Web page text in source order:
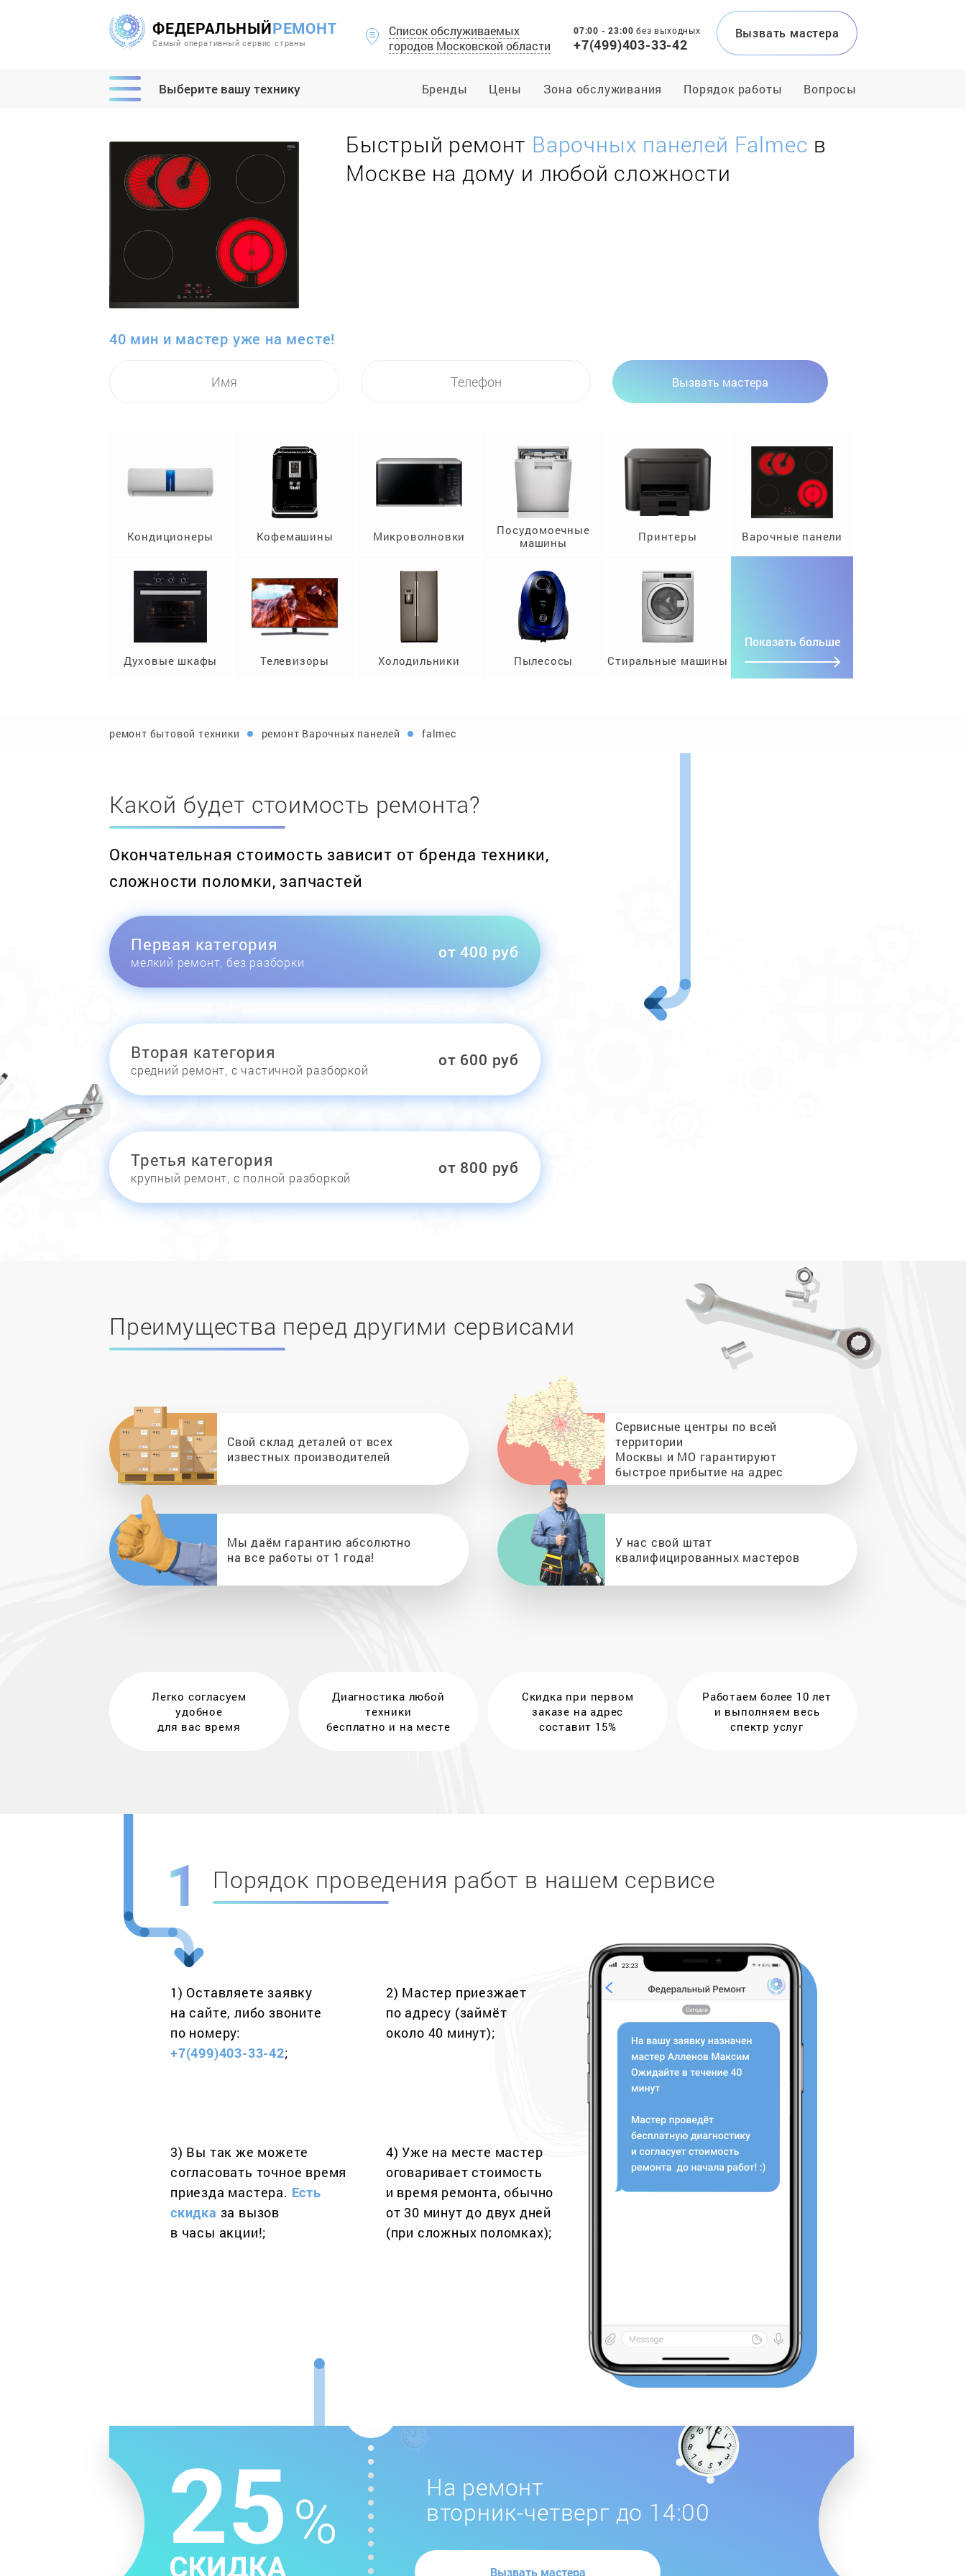
ФЕДЕРАЛЬНЫЙРЕМОНТ
Самый оперативный сервис страны
Список обслуживаемых
городов Московской области
07:00 - 23:00без выходных
+7(499)403-33-42
Вызвать мастера
Выберите вашу технику Бренды Цены Зона обслуживания Порядок работы Вопросы
Быстрый ремонт Варочных панелей Falmec в
Москве на дому и любой сложности
40 мин и мастер уже на месте!
Вызвать мастера
Кондиционеры Кофемашины Микроволновки
Посудомоечные
машины
Принтеры Варочные панели
Духовые шкафы Телевизоры Холодильники Пылесосы Стиральные машины
Показать больше
ремонт бытовой техники ремонт Варочных панелей falmec
Какой будет стоимость ремонта?
Окончательная стоимость зависит от бренда техники,
сложности поломки, запчастей
Первая категория
мелкий ремонт, без разборки
от 400 руб
Вторая категория
средний ремонт, с частичной разборкой
от 600 руб
Третья категория
крупный ремонт, с полной разборкой
от 800 руб
Преимущества перед другими сервисами
Свой склад деталей от всех
известных производителей
Сервисные центры по всей
территории
Москвы и МО гарантируют
быстрое прибытие на адрес
Мы даём гарантию абсолютно
на все работы от 1 года!
У нас свой штат
квалифицированных мастеров
Легко согласуем
удобное
для вас время
Диагностика любой
техники
бесплатно и на месте
Скидка при первом
заказе на адрес
составит 15%
Работаем более 10 лет
и выполняем весь
спектр услуг
Порядок проведения работ в нашем сервисе
1) Оставляете заявку
на сайте, либо звоните
по номеру:
+7(499)403-33-42;
2) Мастер приезжает
по адресу (займёт
около 40 минут);
3) Вы так же можете
согласовать точное время
приезда мастера. Есть
скидка за вызов
в часы акции!;
4) Уже на месте мастер
оговаривает стоимость
и время ремонта, обычно
от 30 минут до двух дней
(при сложных поломках);
На ремонт
вторник-четверг до 14:00
Вызвать мастера